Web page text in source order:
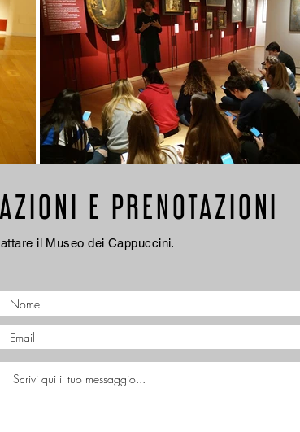
E PRENOTAZIONI
il Museo dei Cappuccini.